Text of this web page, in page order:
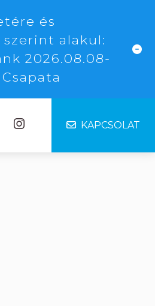
és
alakul:
2026.08.08-
KAPCSOLAT